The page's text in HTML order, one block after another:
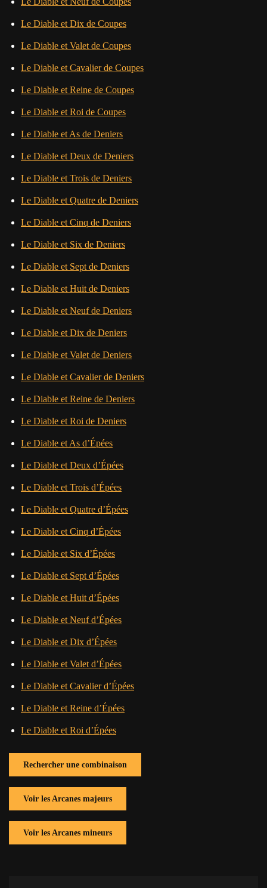
Le Diable et Dix de Coupes
Le Diable et Valet de Coupes
Le Diable et Cavalier de Coupes
Le Diable et Reine de Coupes
Le Diable et Roi de Coupes
Le Diable et As de Deniers
Le Diable et Deux de Deniers
Le Diable et Trois de Deniers
Le Diable et Quatre de Deniers
Le Diable et Cinq de Deniers
Le Diable et Six de Deniers
Le Diable et Sept de Deniers
Le Diable et Huit de Deniers
Le Diable et Neuf de Deniers
Le Diable et Dix de Deniers
Le Diable et Valet de Deniers
Le Diable et Cavalier de Deniers
Le Diable et Reine de Deniers
Le Diable et Roi de Deniers
Le Diable et As d’Épées
Le Diable et Deux d’Épées
Le Diable et Trois d’Épées
Le Diable et Quatre d’Épées
Le Diable et Cinq d’Épées
Le Diable et Six d’Épées
Le Diable et Sept d’Épées
Le Diable et Huit d’Épées
Le Diable et Neuf d’Épées
Le Diable et Dix d’Épées
Le Diable et Valet d’Épées
Le Diable et Cavalier d’Épées
Le Diable et Reine d’Épées
Le Diable et Roi d’Épées
Rechercher une combinaison
Voir les Arcanes majeurs
Voir les Arcanes mineurs